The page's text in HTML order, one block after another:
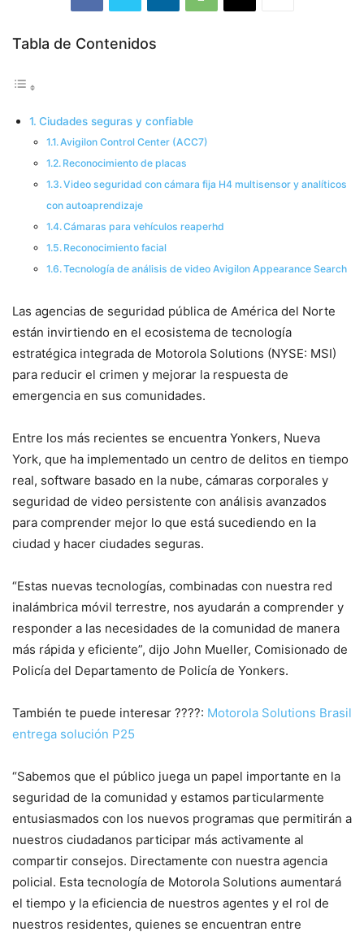
Tabla de Contenidos
Ciudades seguras y confiable
Avigilon Control Center (ACC7)
Reconocimiento de placas
Video seguridad con cámara fija H4 multisensor y analíticos
con autoaprendizaje
Cámaras para vehículos reaperhd
Reconocimiento facial
Tecnología de análisis de video Avigilon Appearance Search
Las agencias de seguridad pública de América del Norte
están invirtiendo en el ecosistema de tecnología
estratégica integrada de Motorola Solutions (NYSE: MSI)
para reducir el crimen y mejorar la respuesta de
emergencia en sus comunidades.
Entre los más recientes se encuentra Yonkers, Nueva
York, que ha implementado un centro de delitos en tiempo
real, software basado en la nube, cámaras corporales y
seguridad de video persistente con análisis avanzados
para comprender mejor lo que está sucediendo en la
ciudad y hacer ciudades seguras.
“Estas nuevas tecnologías, combinadas con nuestra red
inalámbrica móvil terrestre, nos ayudarán a comprender y
responder a las necesidades de la comunidad de manera
más rápida y eficiente”, dijo John Mueller, Comisionado de
Policía del Departamento de Policía de Yonkers.
También te puede interesar ????: Motorola Solutions Brasil
entrega solución P25
“Sabemos que el público juega un papel importante en la
seguridad de la comunidad y estamos particularmente
entusiasmados con los nuevos programas que permitirán a
nuestros ciudadanos participar más activamente al
compartir consejos. Directamente con nuestra agencia
policial. Esta tecnología de Motorola Solutions aumentará
el tiempo y la eficiencia de nuestros agentes y el rol de
nuestros residentes, quienes se encuentran entre